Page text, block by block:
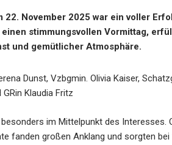
November 2025 war ein voller
stimmungsvollen Vormittag,
und gemütlicher Atmosphäre.
Dunst, Vzbgmin. Olivia Kaiser,
Klaudia Fritz
im Mittelpunkt des Interesses.
fanden großen Anklang und sorgten